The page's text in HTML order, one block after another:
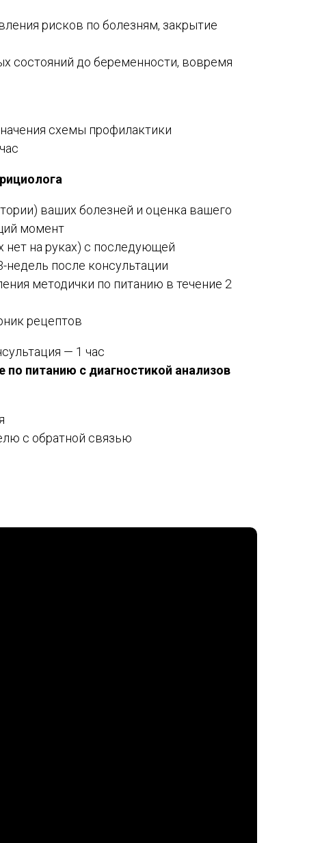
рисков по болезням, закрытие
состояний до беременности, вовремя
схемы профилактики
ваших болезней и оценка вашего
момент
нет на руках) с последующей
после консультации
методички по питанию в течение 2
рецептов
— 1 час
питанию с диагностикой анализов
с обратной связью